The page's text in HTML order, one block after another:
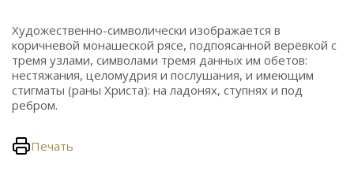
Художественно-символически изображается в
коричневой монашеской рясе, подпоясанной верёвкой с
тремя узлами, символами тремя данных им обетов:
нестяжания, целомудрия и послушания, и имеющим
стигматы (раны Христа): на ладонях, ступнях и под
ребром.
Печать